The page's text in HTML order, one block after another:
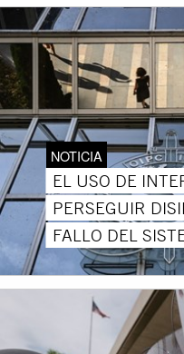
NOTICIA
EL USO DE
PERSEGUIR
FALLO DEL